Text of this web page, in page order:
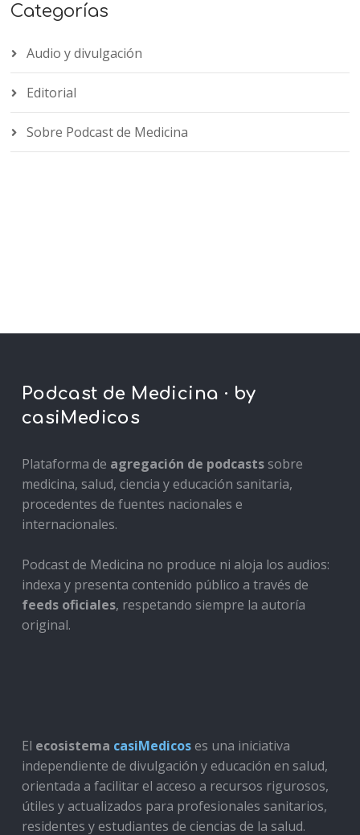
Categorías
Audio y divulgación
Editorial
Sobre Podcast de Medicina
Podcast de Medicina · by
casiMedicos
Plataforma de agregación de podcastssobre
medicina, salud, ciencia y educación sanitaria,
procedentes de fuentes nacionales e
internacionales.
Podcast de Medicina no produce ni aloja los audios:
indexa y presenta contenido público a través de
feeds oficiales, respetando siempre la autoría
original.
El ecosistema casiMedicoses una iniciativa
independiente de divulgación y educación en salud,
orientada a facilitar el acceso a recursos rigurosos,
útiles y actualizados para profesionales sanitarios,
residentes y estudiantes de ciencias de la salud.